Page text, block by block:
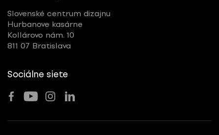
Slovenské centrum dizajnu
Hurbanove kasárne
Kollárovo nám. 10
811 07 Bratislava
Sociálne siete